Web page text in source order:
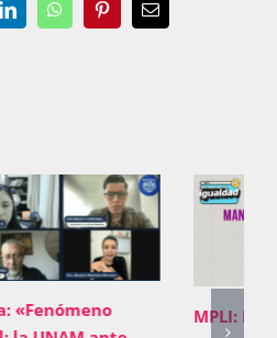
LinkedInWhatsAppPinterestEmail
MPLI: Mandatos de